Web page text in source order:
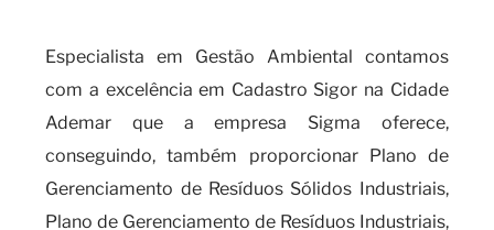
Especialista em Gestão Ambiental contamos
com a excelência em Cadastro Sigor na Cidade
Ademar que a empresa Sigma oferece,
conseguindo, também proporcionar Plano de
Gerenciamento de Resíduos Sólidos Industriais,
Plano de Gerenciamento de Resíduos Industriais,